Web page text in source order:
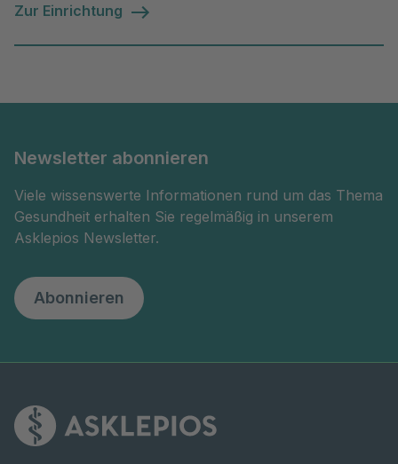
Zur Einrichtung
Newsletter abonnieren
Viele wissenswerte Informationen rund um das Thema
Gesundheit erhalten Sie regelmäßig in unserem
Asklepios Newsletter.
Abonnieren